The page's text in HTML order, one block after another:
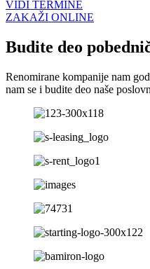
VIDI TERMINE
ZAKAŽI ONLINE
Budite deo
Renomirane kompanije nam
nam se i budite deo naše